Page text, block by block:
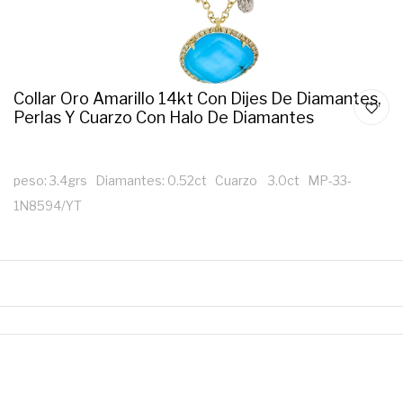
Collar Oro Amarillo 14kt Con Dijes De Diamantes,
Perlas Y Cuarzo Con Halo De Diamantes
peso: 3.4grs Diamantes: 0.52ct Cuarzo 3.0ct MP-33-
1N8594/YT